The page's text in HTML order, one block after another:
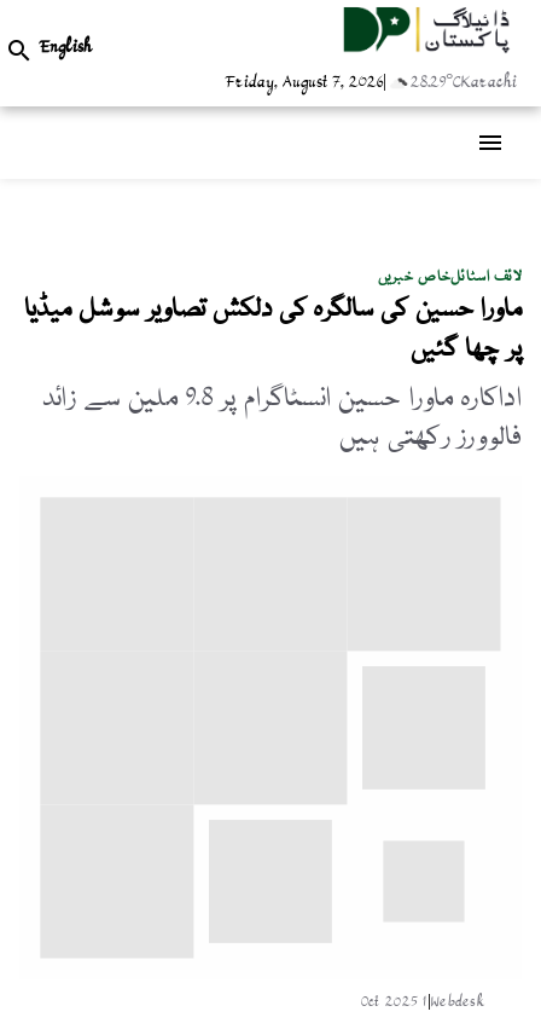
28.29°CKarachi
|
Friday, August 7, 2026
English

menu
لائف اسٹائلخاص خبریں
ماورا حسین کی سالگرہ کی دلکش تصاویر سوشل میڈیا
پر چھا گئیں
اداکارہ ماورا حسین انسٹاگرام پر 9.8 ملین سے زائد
فالوورز رکھتی ہیں
Webdesk
|
1 Oct 2025